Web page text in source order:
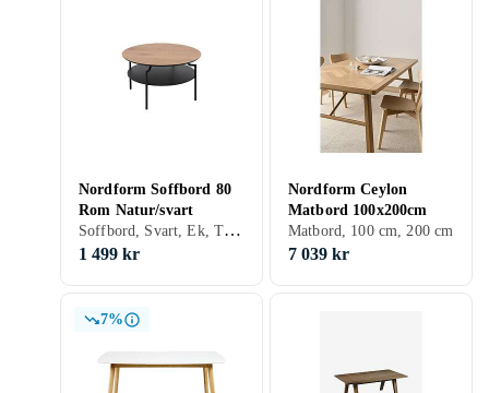
Nordform Soffbord 80
Rom Natur/svart
Soffbord, Svart, Ek, Trä/natur, Rund, Trä, MDF
1 499 kr
Nordform Ceylon
Matbord 100x200cm
Matbord, 100 cm, 200 cm
7 039 kr
7%